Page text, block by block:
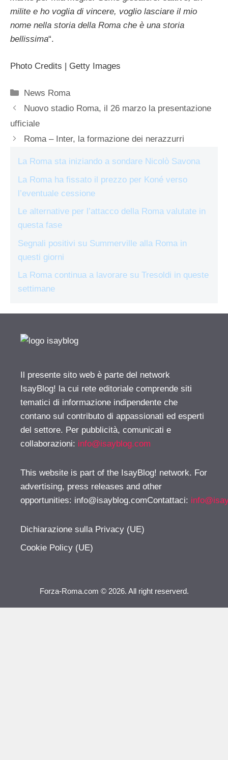
milite e ho voglia di vincere, voglio lasciare il mio
nome nella storia della Roma che è una storia
bellissima“.
Photo Credits | Getty Images
Categorie
News Roma
Nuovo stadio Roma, il 26 marzo la presentazione
ufficiale
Roma – Inter, la formazione dei nerazzurri
La Roma sta iniziando a sondare Nicolò Savona
La Roma ha fissato il prezzo per Koné verso
l’eventuale cessione
Le alternative per l’attacco della Roma valutate in
questa fase
Segnali positivi su Summerville alla Roma in
questi giorni
La Roma continua a lavorare su Tresoldi in queste
settimane
Il presente sito web è parte del network
IsayBlog! la cui rete editoriale comprende siti
tematici di informazione indipendente che
contano sul contributo di appassionati ed esperti
del settore. Per pubblicità, comunicati e
collaborazioni: info@isayblog.com
This website is part of the IsayBlog! network. For
advertising, press releases and other
opportunities: info@isayblog.comContattaci:
Dichiarazione sulla Privacy (UE)
Cookie Policy (UE)
Forza-Roma.com © 2026. All right reserverd.